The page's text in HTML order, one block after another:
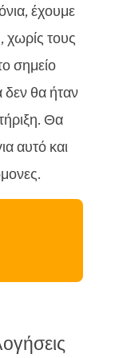
έχουμε
χωρίς τους
σημείο
θα ήταν
Θα
αυτό και